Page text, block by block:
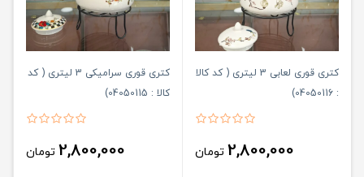
کتری قوری لعابی 3 لیتری ( کد کالا
: 04050116)
2,800,000 تومان
کتری قوری سرامیکی 3 لیتری ( کد
کالا : 04050115)
2,800,000 تومان